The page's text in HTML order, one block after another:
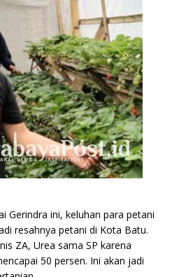
Gerindra ini, keluhan para petani
resahnya petani di Kota Batu.
ZA, Urea sama SP karena
50 persen. Ini akan jadi